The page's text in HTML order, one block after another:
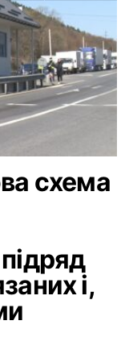
схема
і,